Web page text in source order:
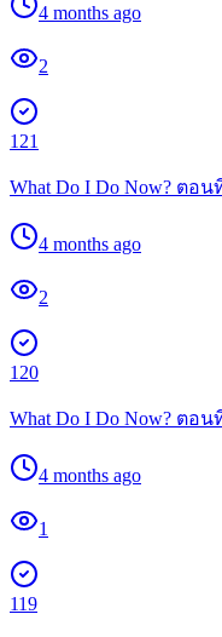
4 months ago
2
121
What Do I Do Now? ตอน
4 months ago
2
120
What Do I Do Now? ตอน
4 months ago
1
119